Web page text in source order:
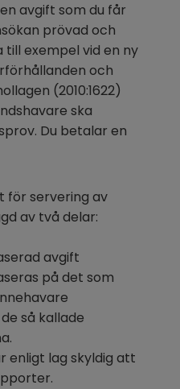
avgift som du får
prövad och
till exempel vid en ny
och
(2010:1622)
ska
Du betalar en
för servering av
av två delar:
avgift
på det som
så kallade
enligt lag skyldig att